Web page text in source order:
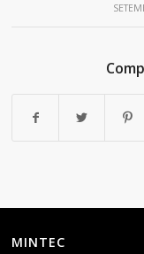
MINTEC